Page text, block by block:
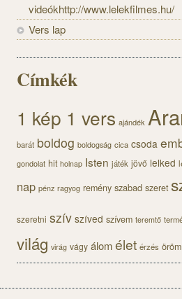
videókhttp://www.lelekfilmes.hu/
Vers lap
Címkék
1 kép 1 vers ajándék
barát boldog boldogság cica csoda
gondolat hit holnap Isten játék jövő lelked
nap pénz ragyog remény szabad szeret
szeretni szív szíved szívem teremtő
világ virág vágy álomélet érzés öröm